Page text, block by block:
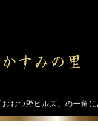
おつ野ヒルズ」の一角